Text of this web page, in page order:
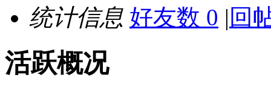
统计信息 好友数 0 | 回
活跃概况